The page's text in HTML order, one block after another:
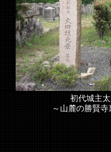
初代城主太
～山麓の勝賢